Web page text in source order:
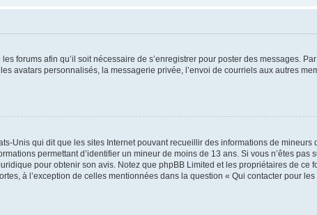
forums afin qu’il soit nécessaire de s’enregistrer pour poster des messages.
avatars personnalisés, la messagerie privée, l’envoi de courriels aux autres
Unis qui dit que les sites Internet pouvant recueillir des informations de mineurs
permettant d’identifier un mineur de moins de 13 ans. Si vous n’êtes pas
pour obtenir son avis. Notez que phpBB Limited et les propriétaires de ce
à l’exception de celles mentionnées dans la question « Qui contacter pour